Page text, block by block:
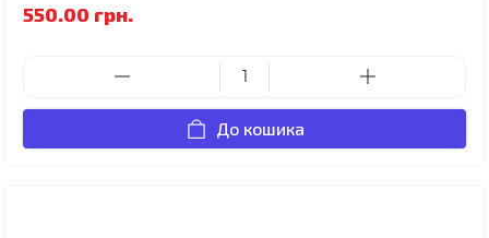
550.00 грн.
До кошика